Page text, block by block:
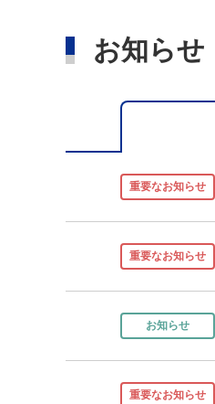
お知らせ
重要なお知らせ
重要なお知らせ
お知らせ
重要なお知らせ